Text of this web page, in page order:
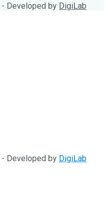
Developed by DigiLab
Developed by DigiLab